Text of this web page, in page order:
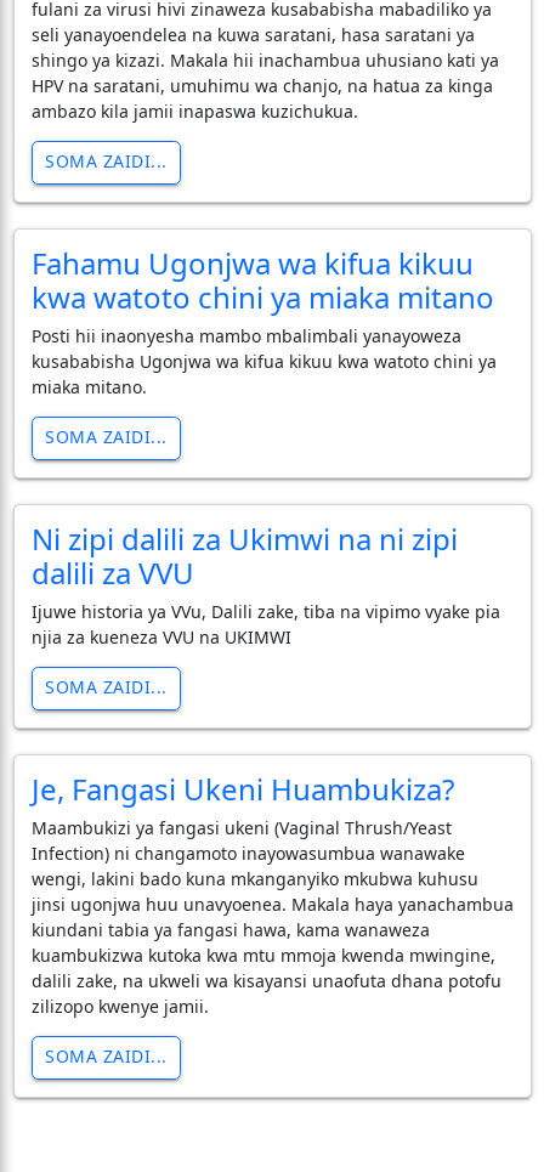
fulani za virusi hivi zinaweza kusababisha mabadiliko ya
seli yanayoendelea na kuwa saratani, hasa saratani ya
shingo ya kizazi. Makala hii inachambua uhusiano kati ya
HPV na saratani, umuhimu wa chanjo, na hatua za kinga
ambazo kila jamii inapaswa kuzichukua.
SOMA ZAIDI...
Fahamu Ugonjwa wa kifua kikuu
kwa watoto chini ya miaka mitano
Posti hii inaonyesha mambo mbalimbali yanayoweza
kusababisha Ugonjwa wa kifua kikuu kwa watoto chini ya
miaka mitano.
SOMA ZAIDI...
Ni zipi dalili za Ukimwi na ni zipi
dalili za VVU
Ijuwe historia ya VVu, Dalili zake, tiba na vipimo vyake pia
njia za kueneza VVU na UKIMWI
SOMA ZAIDI...
Je, Fangasi Ukeni Huambukiza?
Maambukizi ya fangasi ukeni (Vaginal Thrush/Yeast
Infection) ni changamoto inayowasumbua wanawake
wengi, lakini bado kuna mkanganyiko mkubwa kuhusu
jinsi ugonjwa huu unavyoenea. Makala haya yanachambua
kiundani tabia ya fangasi hawa, kama wanaweza
kuambukizwa kutoka kwa mtu mmoja kwenda mwingine,
dalili zake, na ukweli wa kisayansi unaofuta dhana potofu
zilizopo kwenye jamii.
SOMA ZAIDI...